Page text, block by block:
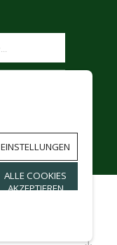
EINSTELLUNGEN
ALLE COOKIES
AKZEPTIEREN